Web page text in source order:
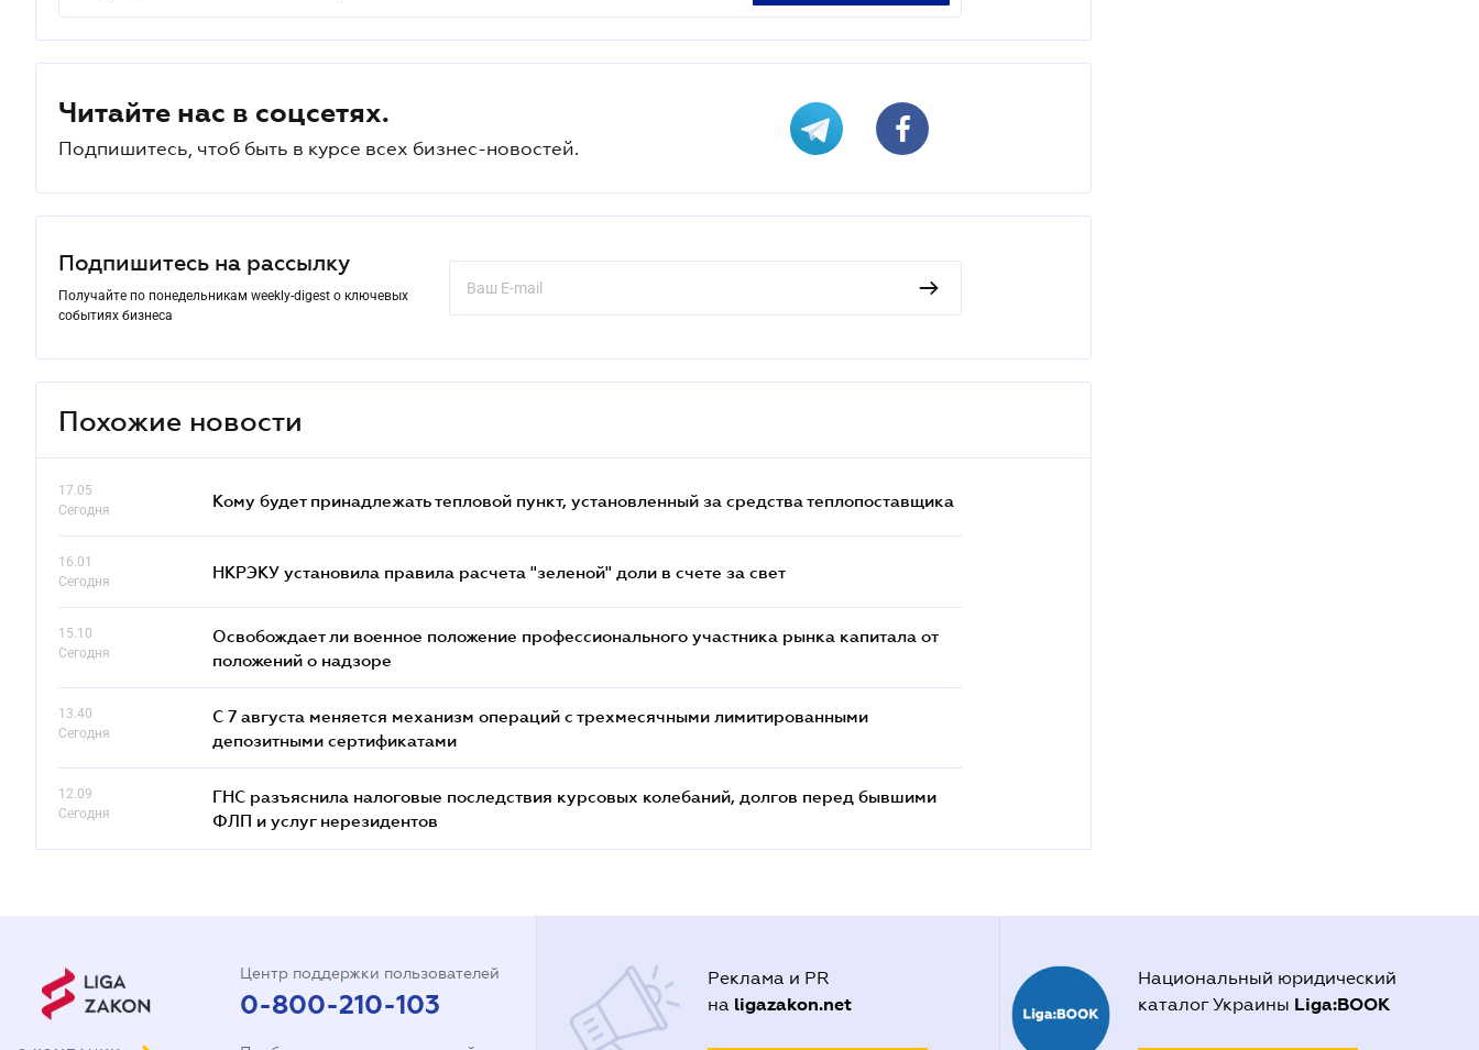
Читайте нас в соцсетях.
Подпишитесь, чтоб быть в курсе всех бизнес-новостей.
Подпишитесь на рассылку
Получайте по понедельникам weekly-digest о ключевых
событиях бизнеса
Похожие новости
17.05
Сегодня
Кому будет принадлежать тепловой пункт, установленный за средства теплопоставщика
16.01
Сегодня
НКРЭКУ установила правила расчета "зеленой" доли в счете за свет
15.10
Сегодня
Освобождает ли военное положение профессионального участника рынка капитала от
положений о надзоре
13.40
Сегодня
С 7 августа меняется механизм операций с трехмесячными лимитированными
депозитными сертификатами
12.09
Сегодня
ГНС разъяснила налоговые последствия курсовых колебаний, долгов перед бывшими
ФЛП и услуг нерезидентов
Центр поддержки пользователей
0-800-210-103
Реклама и PR
на ligazakon.net
Национальный юридический
каталог Украины Liga:BOOK